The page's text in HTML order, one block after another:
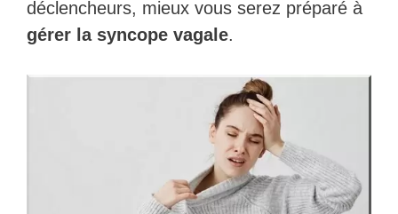
déclencheurs, mieux vous serez préparé à
gérer la syncope vagale.